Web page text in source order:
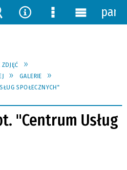
ZDJĘĆ
GALERIE
SPOŁECZNYCH"
"Centrum Usług
Narzędzia
MenuMenu